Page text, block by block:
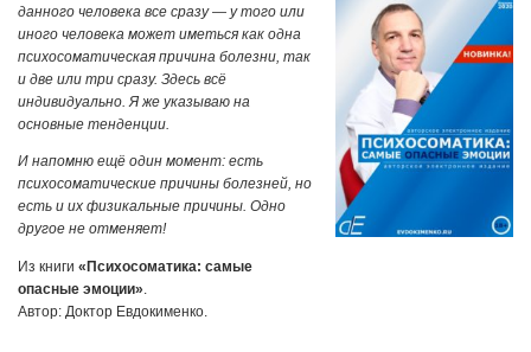
данного человека все сразу — у того или
иного человека может иметься как одна
психосоматическая причина болезни, так
и две или три сразу. Здесь всё
индивидуально. Я же указываю на
основные тенденции.
И напомню ещё один момент: есть
психосоматические причины болезней, но
есть и их физикальные причины. Одно
другое не отменяет!
Из книги «Психосоматика: самые
опасные эмоции»
Автор: Доктор Евдокименко.